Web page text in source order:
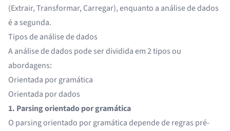
(Extrair, Transformar, Carregar), enquanto a análise de dados
é a segunda.
Tipos de análise de dados
A análise de dados pode ser dividida em 2 tipos ou
abordagens:
Orientada por gramática
Orientada por dados
1. Parsing orientado por gramática
O parsing orientado por gramática depende de regras pré-